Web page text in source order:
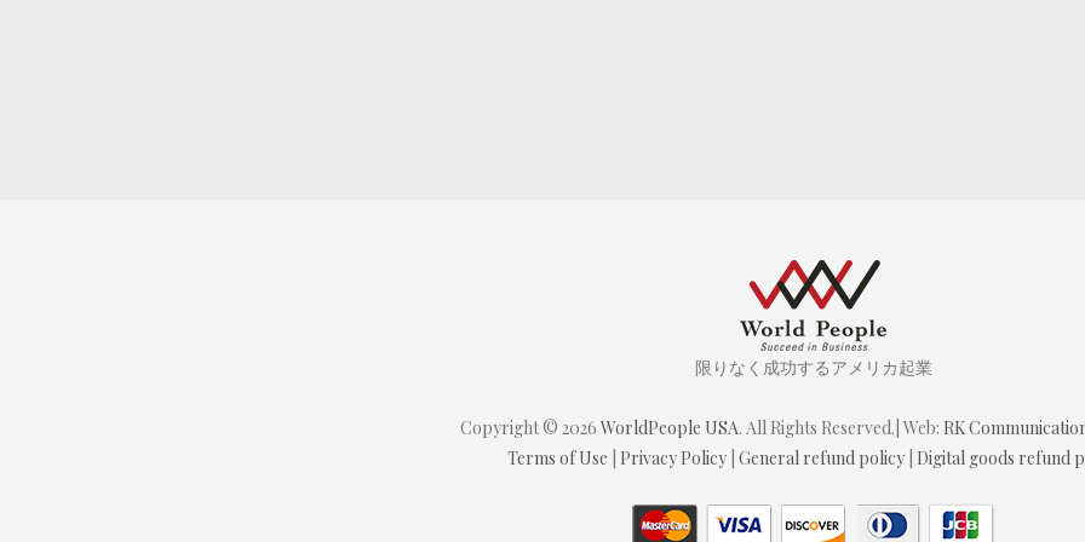
限りなく成功するアメリカ起業
Copyright © 2026 WorldPeople USA. All Rights Reserved.| Web: RK
Terms of Use
Privacy Policy General refund policy Digital goods refund